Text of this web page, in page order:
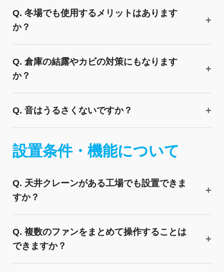
Q. 冬場でも使用するメリットはあります
か？
Q. 倉庫の結露やカビの対策にもなります
か？
Q. 音はうるさくないですか？
設置条件・機能について
Q. 天井クレーンがある工場でも設置できま
すか？
Q. 複数のファンをまとめて操作することは
できますか？